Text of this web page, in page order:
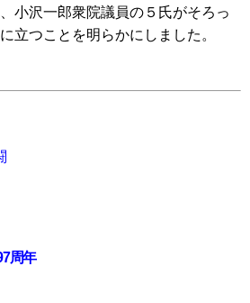
小沢一郎衆院議員の５氏がそろっ
立つことを明らかにしました。
周年